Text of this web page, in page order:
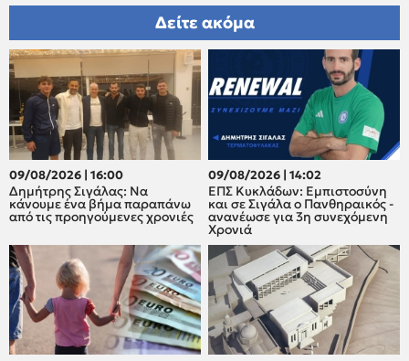
Δείτε ακόμα
09/08/2026 | 16:00
Δημήτρης Σιγάλας: Να
κάνουμε ένα βήμα παραπάνω
από τις προηγούμενες χρονιές
09/08/2026 | 14:02
ΕΠΣ Κυκλάδων: Εμπιστοσύνη
και σε Σιγάλα ο Πανθηραικός -
ανανέωσε για 3η συνεχόμενη
Χρονιά